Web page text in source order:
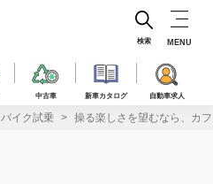
中古車 新車カタログ 自動車求人
検索 MENU
バイク試乗 操る楽しさを望むなら、カ